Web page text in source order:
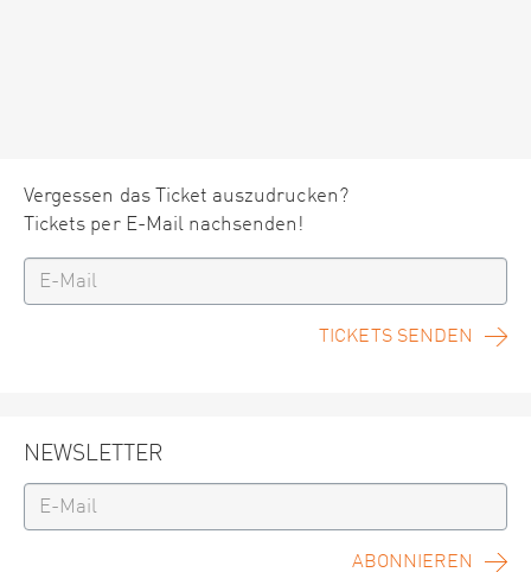
Vergessen das Ticket auszudrucken?
Tickets per E-Mail nachsenden!
TICKETS SENDEN
NEWSLETTER
ABONNIEREN